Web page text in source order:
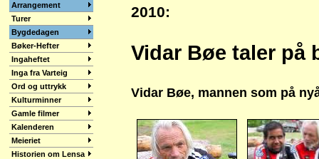
Arrangement
Turer
Bygdedagen
Bøker-Hefter
Ingaheftet
Inga fra Varteig
Ord og uttrykk
Kulturminner
Gamle filmer
Kalenderen
Meieriet
Historien om Lensa
2010:
Vidar Bøe taler på
Vidar Bøe, mannen som på